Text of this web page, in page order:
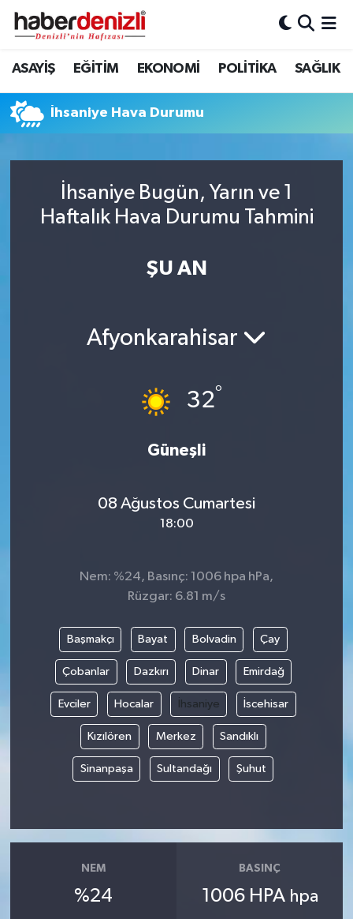
ASAYİŞ EĞİTİM EKONOMİ POLİTİKA SAĞLIK
İhsaniye Hava Durumu
İhsaniye Bugün, Yarın ve 1
Haftalık Hava Durumu Tahmini
ŞU AN
Afyonkarahisar
32°
Güneşli
08 Ağustos Cumartesi
18:00
Nem: %24, Basınç: 1006 hpa hPa,
Rüzgar: 6.81 m/s
Başmakçı Bayat Bolvadin Çay
Çobanlar Dazkırı Dinar Emirdağ
Evciler Hocalar İhsaniye İscehisar
Kızılören Merkez Sandıklı
Sinanpaşa Sultandağı Şuhut
NEM
%24
BASINÇ
1006 HPA hpa
Denizli Nöbetçi Eczaneler
Puan Durumu ve Fikstür
Tüm Manşetler
Son Dakika Haberleri